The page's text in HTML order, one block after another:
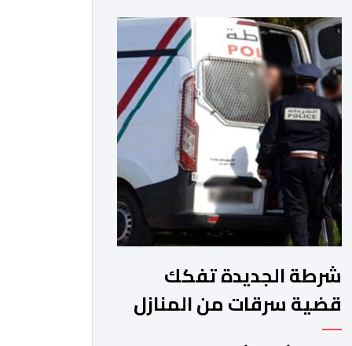
وكان يشكل موضوع مذكرات بحث جاربة.
وكان المشتبه فيه قد أثار الفوضى وترويع
المواطنين بحي الرحمة، قبل أن تتدخل
عناصر فرقة محاربة العصابات لملاحقته
ومحاصرته، غير أنه […]
شرطة الجديدة تفكك
قضية سرقات من المنازل
وتوقف مشتبها فيه